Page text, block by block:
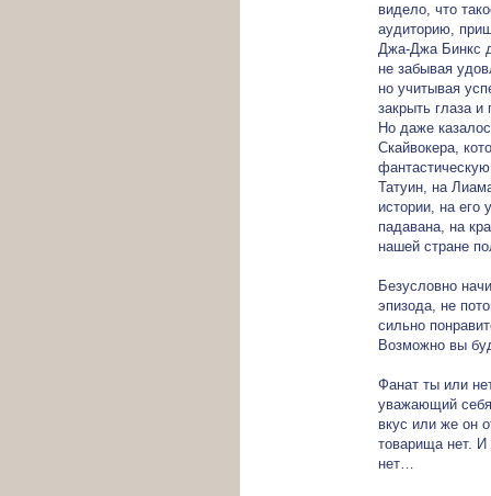
видело, что
аудиторию,
Джа-Джа Бинкс
не забывая
но учитывая
закрыть глаза
Но даже
Скайвокера,
Татуин, на
истории, на
падавана, на
нашей стране
Безусловно
эпизода, не
сильно
Возможно вы
Фанат ты или
уважающий
вкус или же он
товарища нет. И
нет…